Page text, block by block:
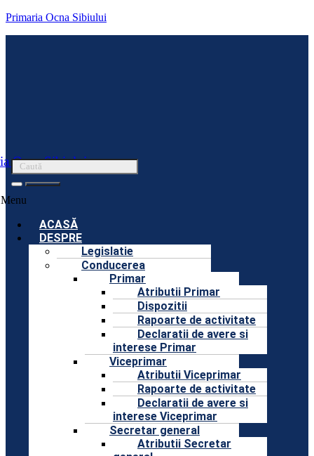
Primaria Ocna Sibiului
Ocna Sibiului
Menu
ACASĂ
DESPRE
Legislatie
Conducerea
Primar
Atributii Primar
Dispozitii
Rapoarte de activitate
Declaratii de avere si
interese Primar
Viceprimar
Atributii Viceprimar
Rapoarte de activitate
Declaratii de avere si
interese Viceprimar
Secretar general
Atributii Secretar